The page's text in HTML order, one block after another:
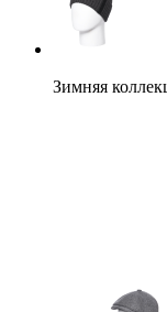
Зимняя